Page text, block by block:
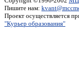
Пишите нам:
Проект осуществляется
"Курьер образования"